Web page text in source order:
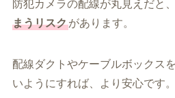
防犯カメラの配線が丸見えだと、
まうリスクがあります。
配線ダクトやケーブルボックス
いようにすれば、より安心です。